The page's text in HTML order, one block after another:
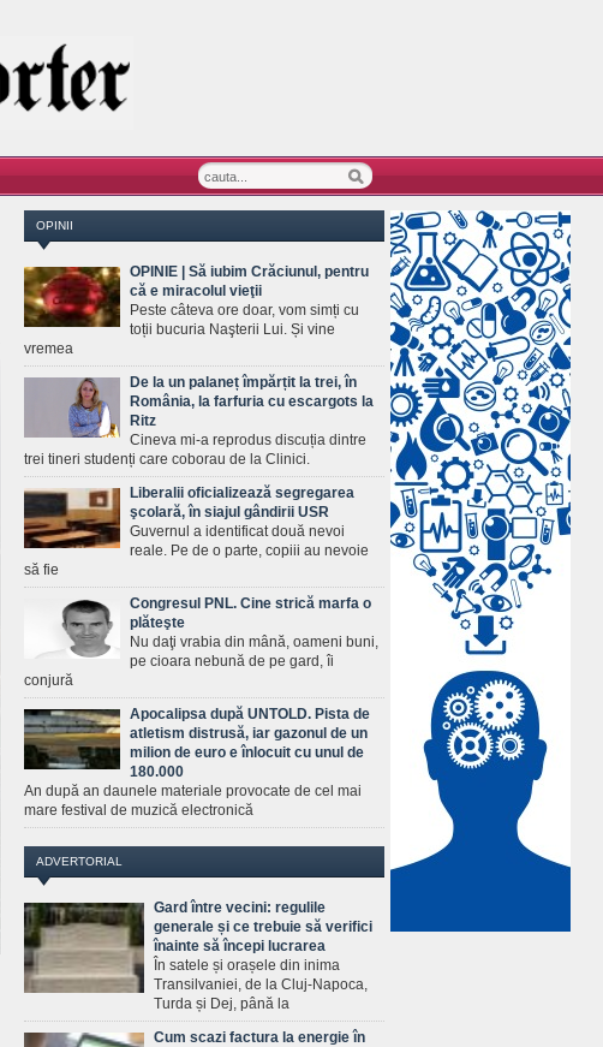
OPINII
OPINIE | Să iubim Crăciunul, pentru
că e miracolul vieţii
Peste câteva ore doar, vom simți cu
toții bucuria Naşterii Lui. Și vine
vremea
De la un palaneț împărțit la trei, în
România, la farfuria cu escargots la
Ritz
Cineva mi-a reprodus discuția dintre
trei tineri studenți care coborau de la Clinici.
Liberalii oficializează segregarea
şcolară, în siajul gândirii USR
Guvernul a identificat două nevoi
reale. Pe de o parte, copiii au nevoie
să fie
Congresul PNL. Cine strică marfa o
plăteşte
Nu daţi vrabia din mână, oameni buni,
pe cioara nebună de pe gard, îi
conjură
Apocalipsa după UNTOLD. Pista de
atletism distrusă, iar gazonul de un
milion de euro e înlocuit cu unul de
180.000
An după an daunele materiale provocate de cel mai
mare festival de muzică electronică
ADVERTORIAL
Gard între vecini: regulile
generale și ce trebuie să verifici
înainte să începi lucrarea
În satele și orașele din inima
Transilvaniei, de la Cluj-Napoca,
Turda și Dej, până la
Cum scazi factura la energie în